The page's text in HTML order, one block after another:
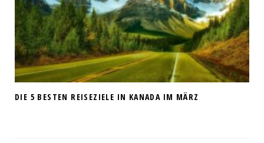
DIE 5 BESTEN REISEZIELE IN KANADA IM MÄRZ